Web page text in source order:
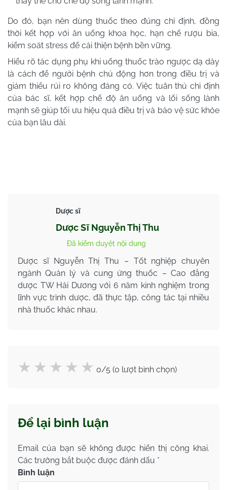
Do đó, bạn nên dùng thuốc theo đúng chỉ định, đồng
thời kết hợp với ăn uống khoa học, hạn chế rượu bia,
kiểm soát stress để cải thiện bệnh bền vững.
Hiểu rõ tác dụng phụ khi uống thuốc trào ngược dạ dày
là cách để người bệnh chủ động hơn trong điều trị và
giảm thiểu rủi ro không đáng có. Việc tuân thủ chỉ định
của bác sĩ, kết hợp chế độ ăn uống và lối sống lành
mạnh sẽ giúp tối ưu hiệu quả điều trị và bảo vệ sức khỏe
của bạn lâu dài.
Dược sĩ
Dược Sĩ Nguyễn Thị Thu
Đã kiểm duyệt nội dung
Dược sĩ Nguyễn Thị Thu – Tốt nghiệp chuyên
ngành Quản lý và cung ứng thuốc – Cao đẳng
dược TW Hải Dương với 6 năm kinh nghiệm trong
lĩnh vực trình dược, đã thực tập, công tác tại nhiều
nhà thuốc khác nhau.
0/5 (0 lượt bình chọn)
Để lại bình luận
Email của bạn sẽ không được hiển thị công khai.
Các trường bắt buộc được đánh dấu *
Bình luận